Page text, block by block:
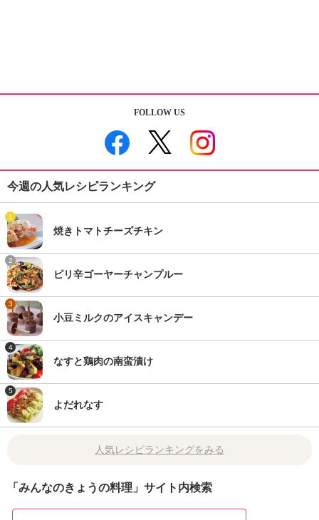
FOLLOW US
今週の人気レシピランキング
1
焼きトマトチーズチキン
2
ピリ辛ゴーヤーチャンプルー
3
小豆ミルクのアイスキャンデー
4
なすと鶏肉の南蛮漬け
5
よだれなす
人気レシピランキングをみる
「みんなのきょうの料理」サイト内検索